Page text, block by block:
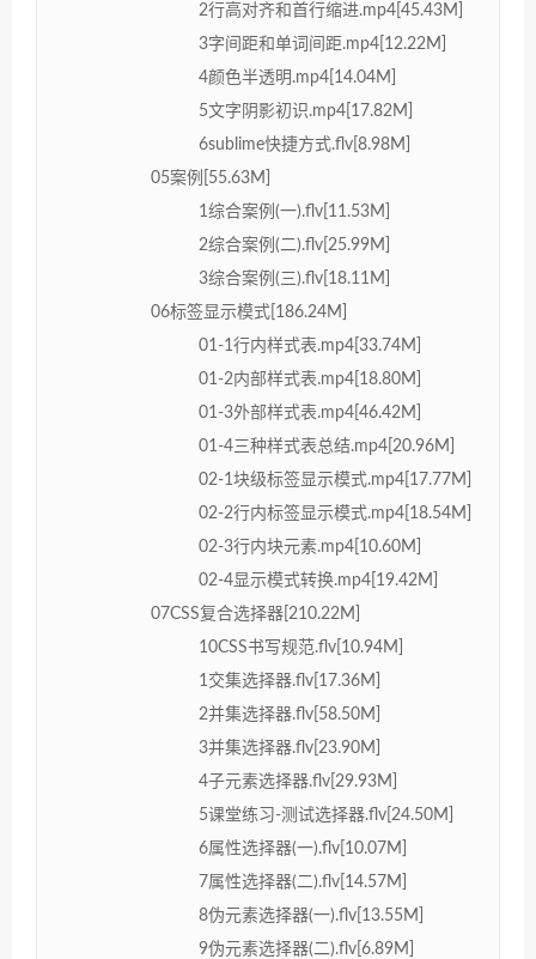
2行高对齐和首行缩进.mp4[45.43M]
3字间距和单词间距.mp4[12.22M]
4颜色半透明.mp4[14.04M]
5文字阴影初识.mp4[17.82M]
6sublime快捷方式.flv[8.98M]
05案例[55.63M]
1综合案例(一).flv[11.53M]
2综合案例(二).flv[25.99M]
3综合案例(三).flv[18.11M]
06标签显示模式[186.24M]
01-1行内样式表.mp4[33.74M]
01-2内部样式表.mp4[18.80M]
01-3外部样式表.mp4[46.42M]
01-4三种样式表总结.mp4[20.96M]
02-1块级标签显示模式.mp4[17.77M]
02-2行内标签显示模式.mp4[18.54M]
02-3行内块元素.mp4[10.60M]
02-4显示模式转换.mp4[19.42M]
07CSS复合选择器[210.22M]
10CSS书写规范.flv[10.94M]
1交集选择器.flv[17.36M]
2并集选择器.flv[58.50M]
3并集选择器.flv[23.90M]
4子元素选择器.flv[29.93M]
5课堂练习-测试选择器.flv[24.50M]
6属性选择器(一).flv[10.07M]
7属性选择器(二).flv[14.57M]
8伪元素选择器(一).flv[13.55M]
9伪元素选择器(二).flv[6.89M]